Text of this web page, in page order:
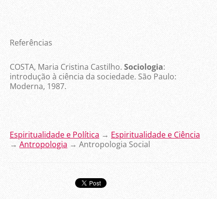
Referências
COSTA, Maria Cristina Castilho. Sociologia:
introdução à ciência da sociedade. São Paulo:
Moderna, 1987.
Espiritualidade e Política → Espiritualidade e Ciência
→ Antropologia → Antropologia Social